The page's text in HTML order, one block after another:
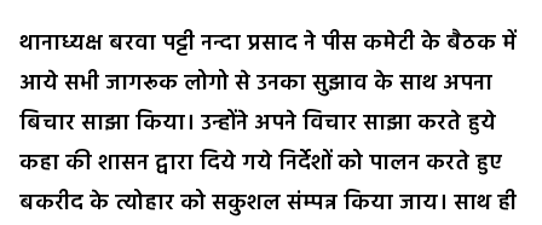
थानाध्यक्ष बरवा पट्टी नन्दा प्रसाद ने पीस कमेटी के बैठक में
आये सभी जागरूक लोगो से उनका सुझाव के साथ अपना
बिचार साझा किया। उन्होंने अपने विचार साझा करते हुये
कहा की शासन द्वारा दिये गये निर्देशों को पालन करते हुए
बकरीद के त्योहार को सकुशल संम्पन्न किया जाय। साथ ही